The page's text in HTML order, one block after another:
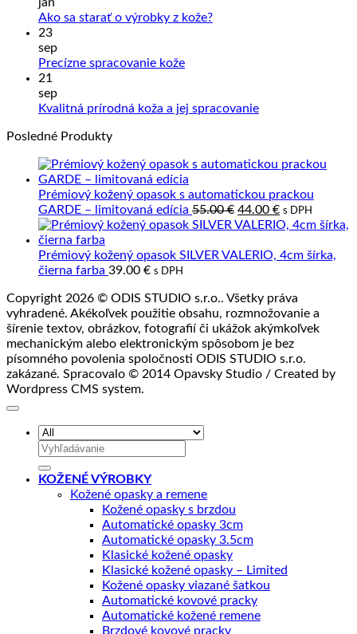
Ako sa starať o výrobky z kože?Žiadne
o
23
sep
Precízne spracovanie kožeŽiadne
Precízne
21
sep
Kvalitná prírodná koža a jej spracovanieŽiadne
prírodná
a
jej
spracovanie
Posledné Produkty
Prémiový kožený opasok s automatickou prackou
GARDE – limitovaná edícia 55.00€ Pôvodná
cena
55.00 €.
44.00 €Aktuálna
cena
44.00 €.
s DPH
Prémiový kožený opasok SILVER VALERIO, 4cm šírka,
čierna farba 39.00 € s DPH
Copyright 2026 © ODIS STUDIO s.r.o.. Všetky práva
vyhradené. Akékoľvek použitie obsahu, rozmnožovanie a
šírenie textov, obrázkov, fotografií či ukážok akýmkoľvek
mechanickým alebo elektronickým spôsobom je bez
písomného povolenia spoločnosti ODIS STUDIO s.r.o.
zakázané. Spracovalo © 2014 Opavsky Studio / Created by
Wordpress CMS system.
Hľadať:
KOŽENÉ VÝROBKY
Kožené opasky a remene
Kožené opasky s brzdou
Automatické opasky 3cm
Automatické opasky 3.5cm
Klasické kožené opasky
Klasické kožené opasky – Limited
Kožené opasky viazané šatkou
Automatické kovové pracky
Automatické kožené remene
Brzdové kovové pracky